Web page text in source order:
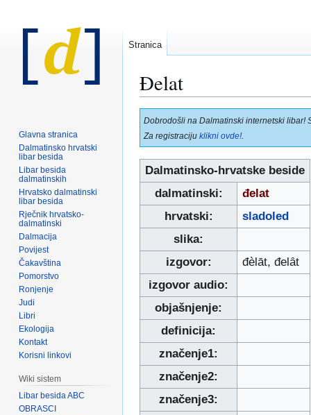
Đelat
Prijeđi
na
navigaciju
Prijeđi
na
pretraživanje
Dobrodošli na Dalmatinski internetski libar!
Za registraciju klikni ovde!
Dalmatinsko-hrvatske beside
dalmatinski:
đelat
hrvatski:
sladoled
slika:
izgovor:
đèlāt, đelȃt
izgovor audio:
objašnjenje:
definicija:
značenje1:
značenje2:
značenje3:
Stranica
Glavna stranica
Dalmatinsko hrvatski
libar besida
Libar besida
dalmatinskih
Hrvatsko dalmatinski
libar besida
Rječnik hrvatsko-
dalmatinski
Dalmacija
Povijest
Čakavština
Pomorstvo
Ronjenje
Judi
Libri
Ekologija
Kontakt
Korisni linkovi
Wiki sistem
Libar besida ABC
OBRASCI